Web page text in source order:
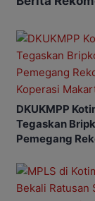
DKUKMPP
Tegaskan
Pemegang